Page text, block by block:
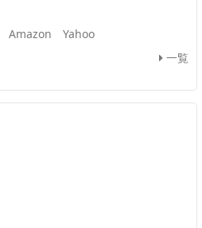
Amazon
Yahoo
一覧